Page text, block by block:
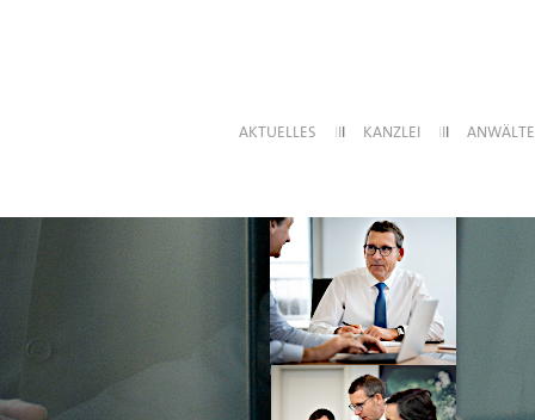
AKTUELLES III KANZLEI III ANWÄLTE